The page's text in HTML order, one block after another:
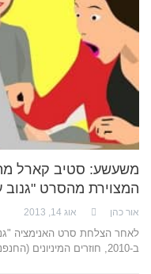
משעשע: סטיב קארל
המצוירת מהסרט
אור כהן אוג 14, 2013
ב-2010, חוזרים המיניונים (החנפנים) המצחיקים והבלתי…